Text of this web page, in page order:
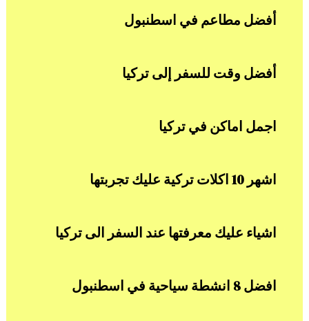
أفضل مطاعم في اسطنبول
أفضل وقت للسفر إلى تركيا
اجمل اماكن في تركيا
اشهر 10 اكلات تركية عليك تجربتها
اشياء عليك معرفتها عند السفر الى تركيا
افضل 8 انشطة سياحية في اسطنبول